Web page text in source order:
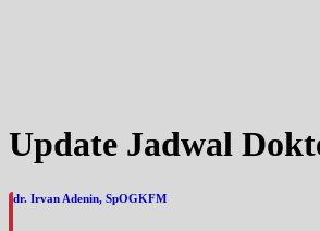
Update Jadwal
dr. Irvan Adenin, SpOGKFM